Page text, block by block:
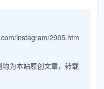
instagram/2905.htm
为本站原创文章，转载